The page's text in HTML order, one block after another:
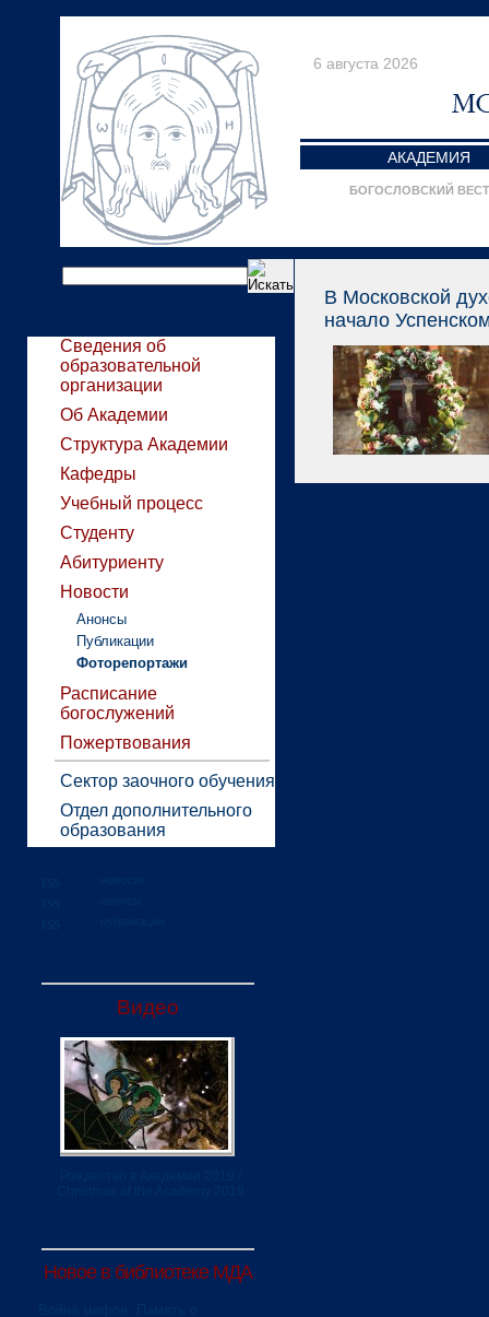
6 августа 2026
АКАДЕМИЯ
БОГОСЛОВСКИЙ
Сведения об
образовательной
организации
Об Академии
Структура Академии
Кафедры
Учебный процесс
Студенту
Абитуриенту
Новости
Анонсы
Публикации
Фоторепортажи
Расписание
богослужений
Пожертвования
Сектор заочного обучения
Отдел дополнительного
образования
Видео
Новое в библиотеке МДА
В Московской
начало